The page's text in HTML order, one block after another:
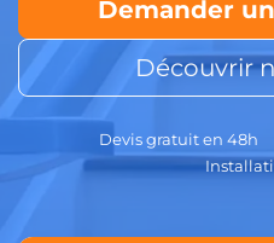
Demander
Découvrir
Devis gratuit en 48h